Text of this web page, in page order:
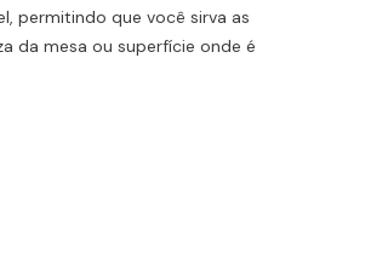
permitindo que você sirva as
da mesa ou superfície onde é